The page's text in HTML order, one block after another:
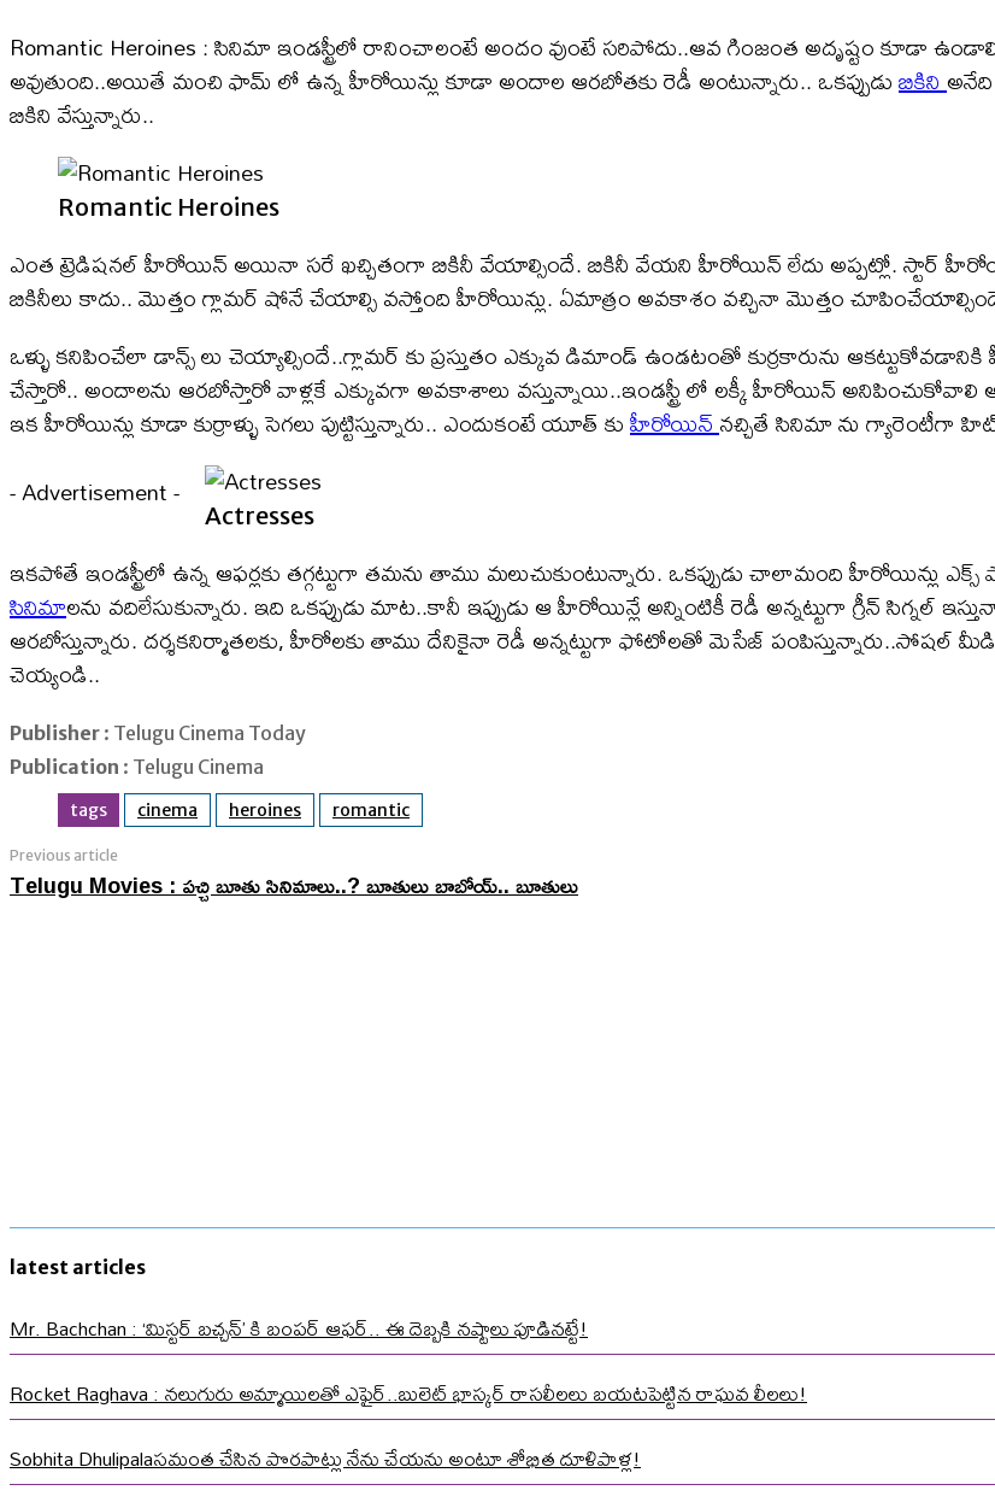
Romantic Heroines : సినిమా ఇండస్ట్రీలో రానించాలంటే అందం వుంటే సరిపోదు..ఆవ గింజంత అదృష్టం కూడా
అవుతుంది..అయితే మంచి ఫామ్ లో ఉన్న హీరోయిన్లు కూడా అందాల ఆరబోతకు రెడీ అంటున్నారు.. ఒకప్పుడుబికిని
బికిని వేస్తున్నారు..
Romantic Heroines
ఎంత ట్రెడిషనల్ హీరోయిన్ అయినా సరే ఖచ్చితంగా బికినీ వేయాల్సిందే. బికినీ వేయని హీరోయిన్ లేదు అప్పట్లో. స్టార్
బికినీలు కాదు.. మొత్తం గ్లామర్ షోనే చేయాల్సి వస్తోంది హీరోయిన్లు. ఏమాత్రం అవకాశం వచ్చినా మొత్తం
ఒళ్ళు కనిపించేలా డాన్స్ లు చెయ్యాల్సిందే..గ్లామర్ కు ప్రస్తుతం ఎక్కువ డిమాండ్ ఉండటంతో కుర్రకారును
చేస్తారో.. అందాలను ఆరబోస్తారో వాళ్లకే ఎక్కువగా అవకాశాలు వస్తున్నాయి..ఇండస్ట్రీ లో లక్కీ హీరోయిన్
ఇక హీరోయిన్లు కూడా కుర్రాళ్ళు సెగలు పుట్టిస్తున్నారు.. ఎందుకంటే యూత్ కుహీరోయిన్నచ్చితే సినిమా ను గ్యారెంటీగా
- Advertisement -
Actresses
ఇకపోతే ఇండస్ట్రీలో ఉన్న ఆఫర్లకు తగ్గట్టుగా తమను తాము మలుచుకుంటున్నారు. ఒకప్పుడు చాలామంది హీరోయిన్లు
సినిమాలను వదిలేసుకున్నారు. ఇది ఒకప్పుడు మాట..కానీ ఇప్పుడు ఆ హీరోయిన్లే అన్నింటికీ రెడీ అన్నట్టుగా గ్రీన్ సిగ్నల్
ఆరబోస్తున్నారు. దర్శకనిర్మాతలకు, హీరోలకు తాము దేనికైనా రెడీ అన్నట్టుగా ఫోటోలతో మెసేజ్
చెయ్యండి..
Publisher : Telugu Cinema Today
Publication : Telugu Cinema
tags cinema heroines romantic
Previous article
Telugu Movies : పచ్చి బూతు సినిమాలు..? బూతులు బాబోయ్.. బూతులు
latest articles
Mr. Bachchan : ‘మిస్టర్ బచ్చన్’ కి బంపర్ ఆఫర్.. ఈ దెబ్బకి నష్టాలు పూడినట్టే!
Rocket Raghava : నలుగురు అమ్మాయిలతో ఎఫైర్..బులెట్ భాస్కర్ రాసలీలలు బయటపెట్టిన రాఘవ లీలలు!
Sobhita Dhulipalaసమంత చేసిన పొరపాట్లు నేను చేయను అంటూ శోభిత దూళిపాళ్ల!